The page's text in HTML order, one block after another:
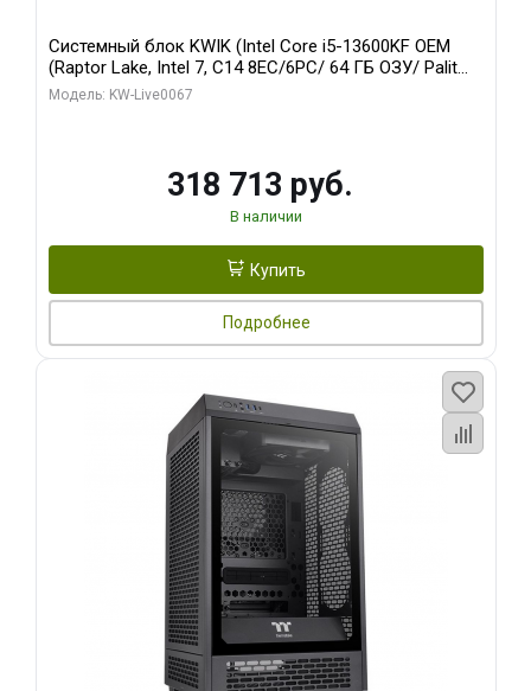
Системный блок KWIK (Intel Core i5-13600KF OEM
(Raptor Lake, Intel 7, C14 8EC/6PC/ 64 ГБ ОЗУ/ Palit
RTX5080 GAMINGPRO OC 16GB GDDR7 256bit 3xDP
Модель: KW-Live0067
318 713 руб.
В наличии
Купить
Подробнее